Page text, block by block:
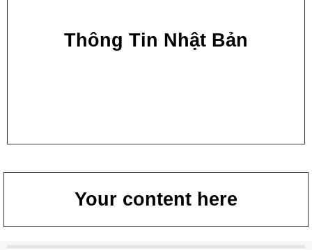
Thông Tin Nhật Bản
Your content here